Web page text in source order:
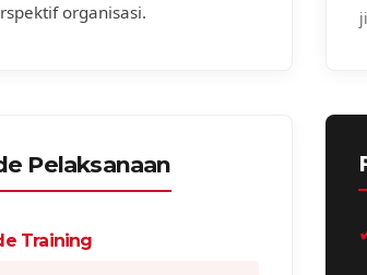
organisasi.
Pelaksanaan
Training